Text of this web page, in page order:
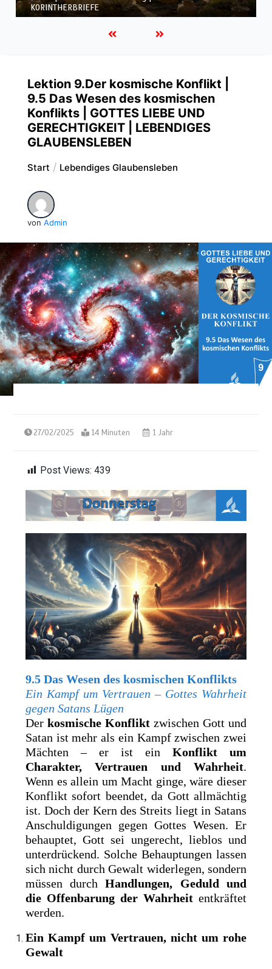
KORINTHERBRIEFE
Lektion 9.Der kosmische Konflikt |
9.5 Das Wesen des kosmischen
Konflikts | GOTTES LIEBE UND
GERECHTIGKEIT | LEBENDIGES
GLAUBENSLEBEN
Start Lebendiges Glaubensleben
von Admin
27/02/2025 14 Minuten 1 Jahr
Post Views: 439
9.5 Das Wesen des kosmischen Konflikts
Ein Kampf um Vertrauen – Gottes Wahrheit
gegen Satans Lügen
Derkosmische Konflikt zwischen Gott und
Satan ist mehr als ein Kampf zwischen zwei
Mächten – er ist ein Konflikt um
Charakter, Vertrauen und Wahrheit.
Wenn es allein um Macht ginge, wäre dieser
Konflikt sofort beendet, da Gott allmächtig
ist. Doch der Kern des Streits liegt in Satans
Anschuldigungen gegen Gottes Wesen. Er
behauptet, Gott sei ungerecht, lieblos und
unterdrückend. Solche Behauptungen lassen
sich nicht durch Gewalt widerlegen, sondern
müssen durchHandlungen, Geduld und
die Offenbarung der Wahrheitentkräftet
werden.
Ein Kampf um Vertrauen, nicht um rohe
Gewalt